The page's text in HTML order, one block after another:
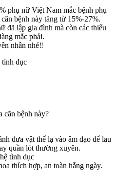
phụ nữ Việt Nam mắc bệnh phụ
bệnh này tăng từ 15%-27%.
đã lập gia đình mà còn các thiếu
mắc phải.
nhân nhé‼️
tình dục
căn bệnh này?
đưa vật thể lạ vào âm đạo để lau
quần lót thường xuyên.
tình dục
thích hợp, an toàn hằng ngày.